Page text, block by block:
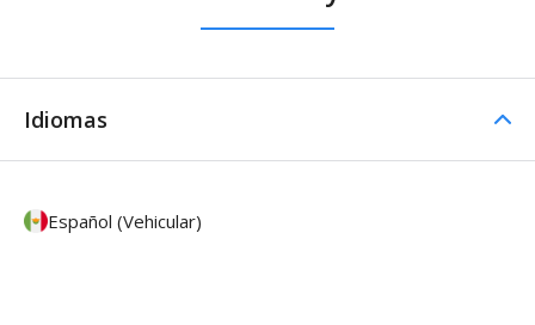
Idiomas
Español (Vehicular)